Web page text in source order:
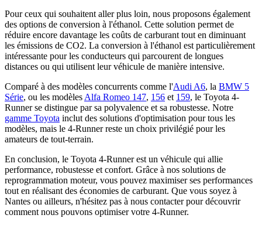
Pour ceux qui souhaitent aller plus loin, nous proposons également
des options de conversion à l'éthanol. Cette solution permet de
réduire encore davantage les coûts de carburant tout en diminuant
les émissions de CO2. La conversion à l'éthanol est particulièrement
intéressante pour les conducteurs qui parcourent de longues
distances ou qui utilisent leur véhicule de manière intensive.
Comparé à des modèles concurrents comme l'Audi A6, la BMW 5
Série, ou les modèles Alfa Romeo 147, 156 et 159, le Toyota 4-
Runner se distingue par sa polyvalence et sa robustesse. Notre
gamme Toyota inclut des solutions d'optimisation pour tous les
modèles, mais le 4-Runner reste un choix privilégié pour les
amateurs de tout-terrain.
En conclusion, le Toyota 4-Runner est un véhicule qui allie
performance, robustesse et confort. Grâce à nos solutions de
reprogrammation moteur, vous pouvez maximiser ses performances
tout en réalisant des économies de carburant. Que vous soyez à
Nantes ou ailleurs, n'hésitez pas à nous contacter pour découvrir
comment nous pouvons optimiser votre 4-Runner.